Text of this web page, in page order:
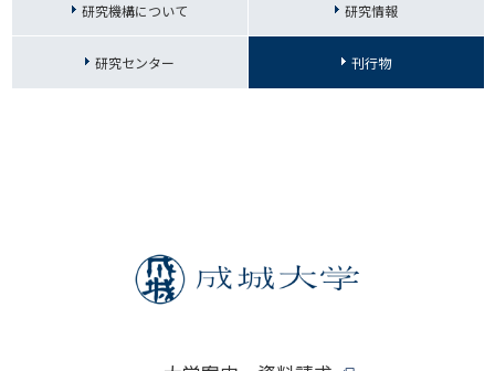
研究機構について 研究情報
研究センター 刊行物